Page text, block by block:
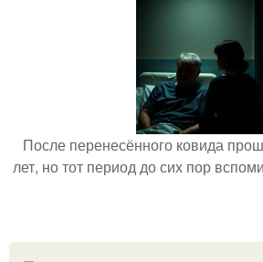
После перенесённого ковида
лет, но тот период до сих пор